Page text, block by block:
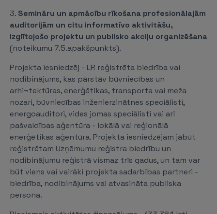
3. Semināru un apmācību rīkošana profesionālajām
auditorijām un citu informatīvo aktivitāšu,
izglītojošo projektu un publisko akciju organizēšana
(noteikumu 7.5.apakšpunkts).
Projekta iesniedzēj - LR reģistrēta biedrība vai
nodibinājums, kas pārstāv būvniecības un
arhi¬tektūras, enerģētikas, transporta vai meža
nozari, būvniecības inženierzinātnes speciālisti,
energoauditori, vides jomas speciālisti vai arī
pašvaldības aģentūra - lokālā vai reģionālā
enerģētikas aģentūra. Projekta iesniedzējam jābūt
reģistrētam Uzņēmumu reģistra biedrību un
nodibinājumu reģistrā vismaz trīs gadus, un tam var
būt viens vai vairāki projekta sadarbības partneri -
biedrība, nodibinājums vai atvasināta publiska
persona.